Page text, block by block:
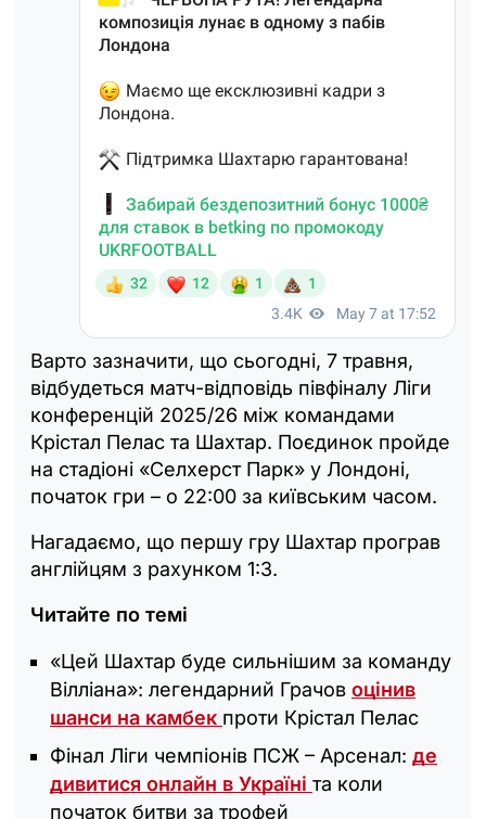
Варто зазначити, що сьогодні, 7 травня,
відбудеться матч-відповідь півфіналу Ліги
конференцій 2025/26 між командами
Крістал Пелас та Шахтар. Поєдинок пройде
на стадіоні «Селхерст Парк» у Лондоні,
початок гри – о 22:00 за київським часом.
Нагадаємо, що першу гру Шахтар програв
англійцям з рахунком 1:3.
Читайте по темі
«Цей Шахтар буде сильнішим за команду
Вілліана»: легендарний Грачов оцінив
шанси на камбек проти Крістал Пелас
Фінал Ліги чемпіонів ПСЖ – Арсенал: де
дивитися онлайн в Україні та коли
початок битви за трофей